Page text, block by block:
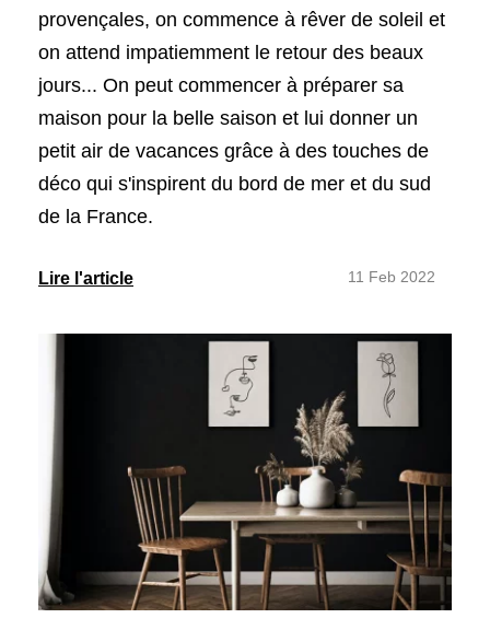
provençales, on commence à rêver de soleil et
on attend impatiemment le retour des beaux
jours... On peut commencer à préparer sa
maison pour la belle saison et lui donner un
petit air de vacances grâce à des touches de
déco qui s'inspirent du bord de mer et du sud
de la France.
Lire l'article 11 Feb 2022